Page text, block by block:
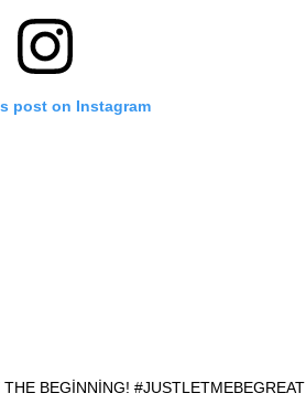
post on Instagram
BEGINNING! #JUSTLETMEBEGREAT